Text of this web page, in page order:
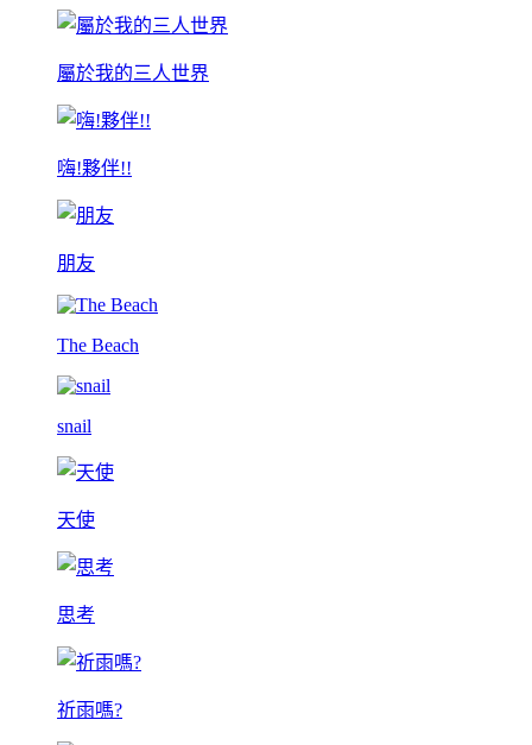
屬於我的三人世界
嗨!夥伴!!
朋友
The Beach
snail
天使
思考
祈雨嗎?